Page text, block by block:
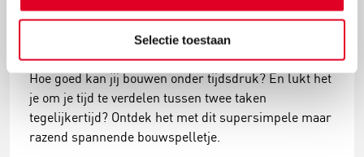
Selectie toestaan
Speel het supersnelle bouwspelletje
Hoe goed kan jij bouwen onder tijdsdruk? En lukt het
je om je tijd te verdelen tussen twee taken
tegelijkertijd? Ontdek het met dit supersimpele maar
razend spannende bouwspelletje.